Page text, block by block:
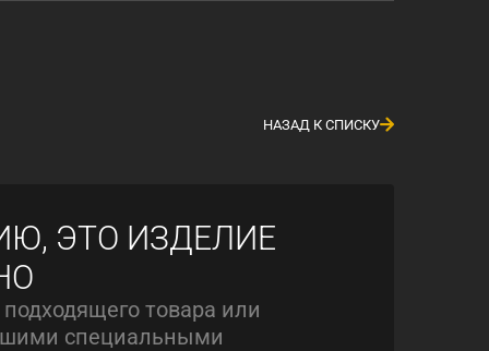
НАЗАД К СПИСКУ
ЭТО ИЗДЕЛИЕ
товара или
специальными